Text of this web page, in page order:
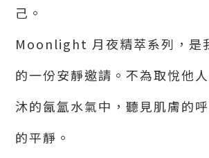
己。
Moonlight 月夜精萃系列，是
的一份安靜邀請。不為取悅他
沐的氤氳水氣中，聽見肌膚的
的平靜。